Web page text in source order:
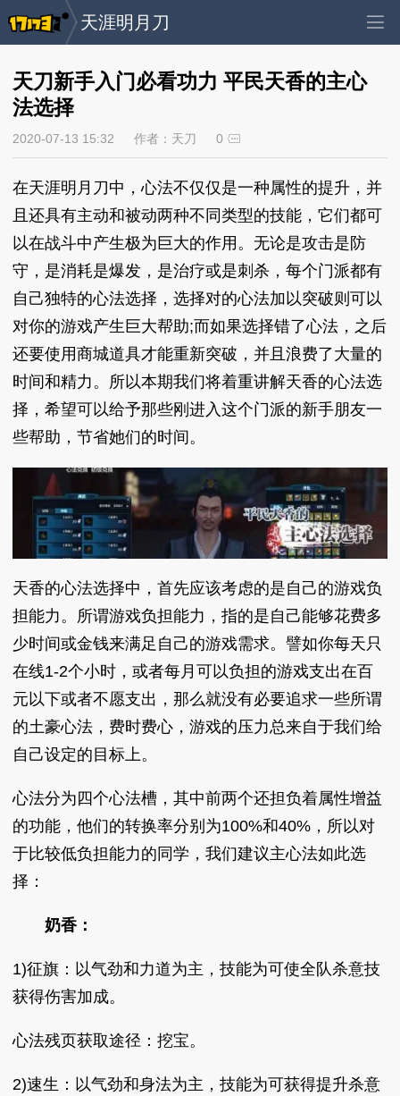
天涯明月刀
天刀新手入门必看功力 平民天香的主心
法选择
2020-07-13 15:32 作者：天刀 0
在天涯明月刀中，心法不仅仅是一种属性的提升，并
且还具有主动和被动两种不同类型的技能，它们都可
以在战斗中产生极为巨大的作用。无论是攻击是防
守，是消耗是爆发，是治疗或是刺杀，每个门派都有
自己独特的心法选择，选择对的心法加以突破则可以
对你的游戏产生巨大帮助;而如果选择错了心法，之后
还要使用商城道具才能重新突破，并且浪费了大量的
时间和精力。所以本期我们将着重讲解天香的心法选
择，希望可以给予那些刚进入这个门派的新手朋友一
些帮助，节省她们的时间。
天香的心法选择中，首先应该考虑的是自己的游戏负
担能力。所谓游戏负担能力，指的是自己能够花费多
少时间或金钱来满足自己的游戏需求。譬如你每天只
在线1-2个小时，或者每月可以负担的游戏支出在百
元以下或者不愿支出，那么就没有必要追求一些所谓
的土豪心法，费时费心，游戏的压力总来自于我们给
自己设定的目标上。
心法分为四个心法槽，其中前两个还担负着属性增益
的功能，他们的转换率分别为100%和40%，所以对
于比较低负担能力的同学，我们建议主心法如此选
择：
奶香：
1)征旗：以气劲和力道为主，技能为可使全队杀意技
获得伤害加成。
心法残页获取途径：挖宝。
2)速生：以气劲和身法为主，技能为可获得提升杀意